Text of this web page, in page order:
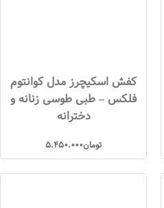
کفش اسکیچرز مدل کوانتوم
فلکس – طبی طوسی زنانه و
دخترانه
تومان5.450.000